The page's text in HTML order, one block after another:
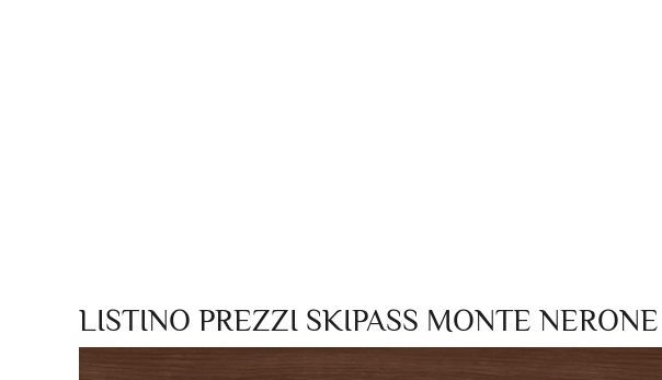
LISTINO PREZZI SKIPASS MONTE